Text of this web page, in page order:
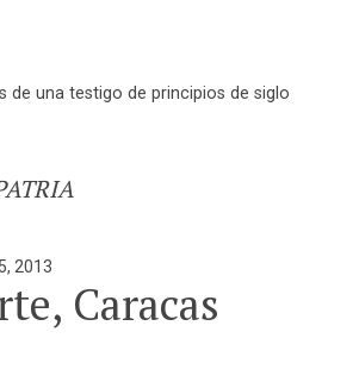
de una testigo de principios de siglo
2013
Caracas